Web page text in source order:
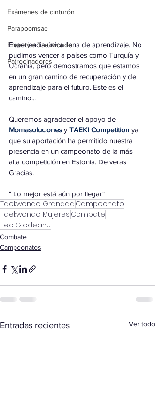
Exámenes de cinturón
Parapoomsae
Freestyle Taekwondo
Patrocinadores
Experiencia única llena de aprendizaje. No
pudimos vencer a países como Turquía y
Ucrania, pero demostramos que estamos
en un gran camino de recuperación y de
aprendizaje para el futuro. Este es el
camino...
Queremos agradecer el apoyo de
Momasoluciones y TAEKI Competition ya
que su aportación ha permitido nuestra
presencia en un campeonato de la más
alta competición en Estonia. De veras
Gracias.
" Lo mejor está aún por llegar"
Taekwondo Granada Campeonato
Taekwondo Mujeres Combate
Teo Glodeanu
Combate
Campeonatos
Entradas recientes Ver todo